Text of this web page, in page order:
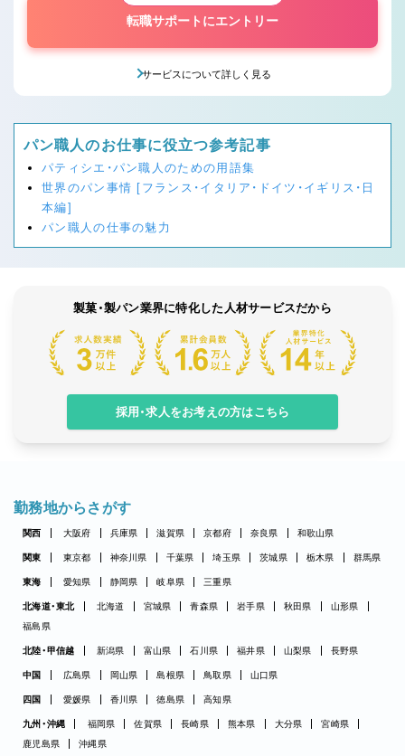
転職サポートにエントリー
サービスについて詳しく見る
パン職人のお仕事に役立つ参考記事
パティシエ・パン職人のための用語集
世界のパン事情 [フランス・イタリア・ドイツ・イギリス・日
本編]
パン職人の仕事の魅力
製菓・製パン業界に特化した人材サービスだから
採用・求人をお考えの方はこちら
勤務地からさがす
関西 大阪府 兵庫県 滋賀県 京都府 奈良県 和歌山県
関東 東京都 神奈川県 千葉県 埼玉県 茨城県 栃木県 群馬県
東海 愛知県 静岡県 岐阜県 三重県
北海道・東北 北海道 宮城県 青森県 岩手県 秋田県
山形県
福島県
北陸・甲信越 新潟県 富山県 石川県 福井県 山梨県 長野県
中国 広島県 岡山県 島根県 鳥取県 山口県
四国 愛媛県 香川県 徳島県 高知県
九州・沖縄 福岡県 佐賀県 長崎県 熊本県 大分県
宮崎県
鹿児島県
沖縄県